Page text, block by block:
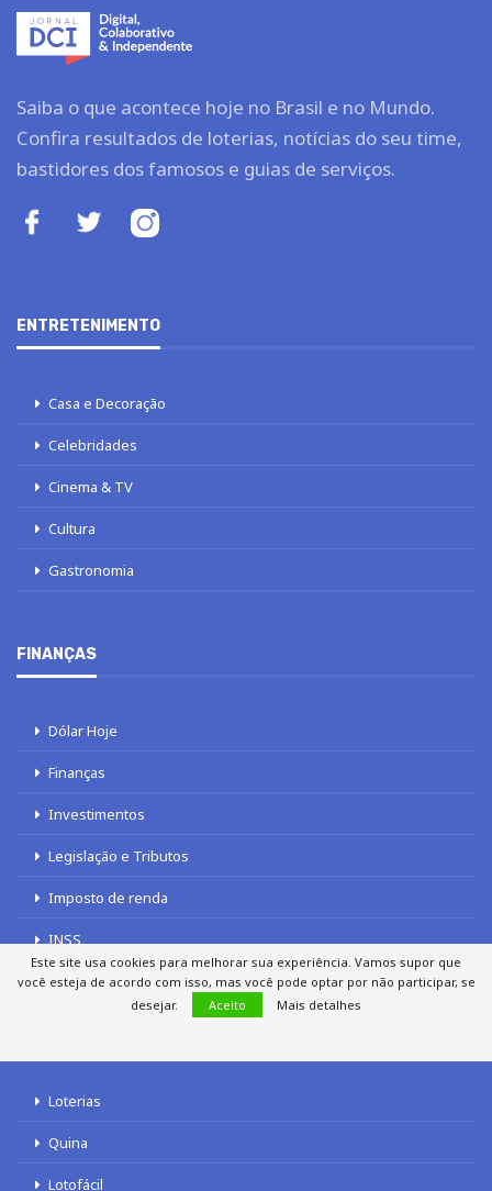
Saiba o que acontece hoje no Brasil e no Mundo.
Confira resultados de loterias, notícias do seu time,
bastidores dos famosos e guias de serviços.
ENTRETENIMENTO
Casa e Decoração
Celebridades
Cinema & TV
Cultura
Gastronomia
FINANÇAS
Dólar Hoje
Finanças
Investimentos
Legislação e Tributos
Imposto de renda
INSS
Loterias
Quina
Lotofácil
Este site usa cookies para melhorar sua experiência. Vamos supor que
você esteja de acordo com isso, mas você pode optar por não participar, se
desejar.
Aceito Mais detalhes